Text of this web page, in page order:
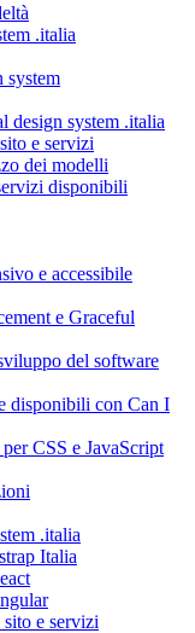
.italia
system
design system .italia
e servizi
dei modelli
disponibili
e accessibile
e Graceful
del software
disponibili con Can I
CSS e JavaScript
.italia
Italia
e servizi